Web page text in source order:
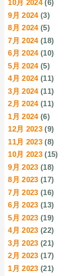
10月 2024(6)
9月 2024(3)
8月 2024(5)
7月 2024(18)
6月 2024(10)
5月 2024(5)
4月 2024(11)
3月 2024(11)
2月 2024(11)
1月 2024(6)
12月 2023 (9)
11月 2023 (8)
10月 2023 (15)
9月 2023 (18)
8月 2023 (17)
7月 2023 (16)
6月 2023 (13)
5月 2023 (19)
4月 2023 (22)
3月 2023 (21)
2月 2023 (17)
1月 2023 (21)